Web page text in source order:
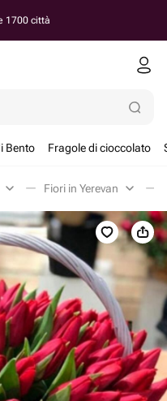
1700 città
Bento Fragole di cioccolato
Fiori in Yerevan